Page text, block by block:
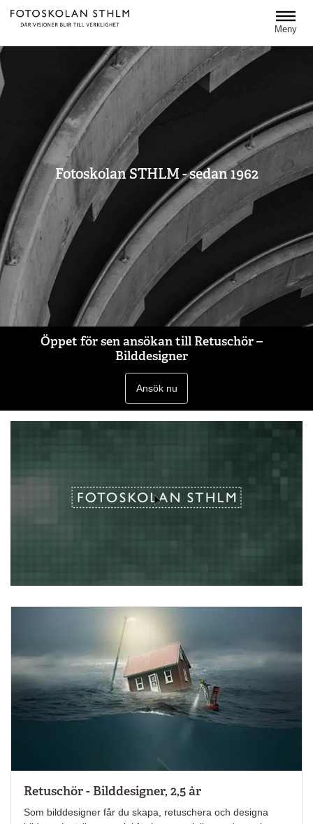
Meny
Fotoskolan STHLM - sedan 1962
Öppet för sen ansökan till Retuschör –
Bilddesigner
Ansök nu
Retuschör - Bilddesigner, 2,5 år
Som bilddesigner får du skapa, retuschera och designa